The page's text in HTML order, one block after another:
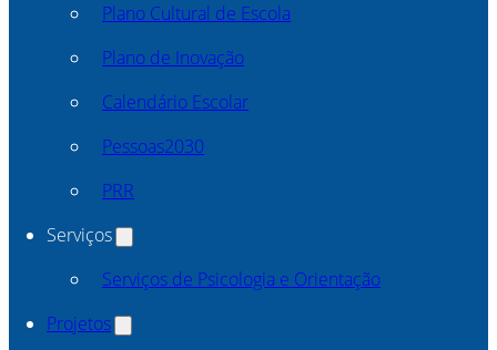
Plano Cultural de Escola
Plano de Inovação
Calendário Escolar
Pessoas2030
PRR
Serviços
Serviços de Psicologia e Orientação
Projetos